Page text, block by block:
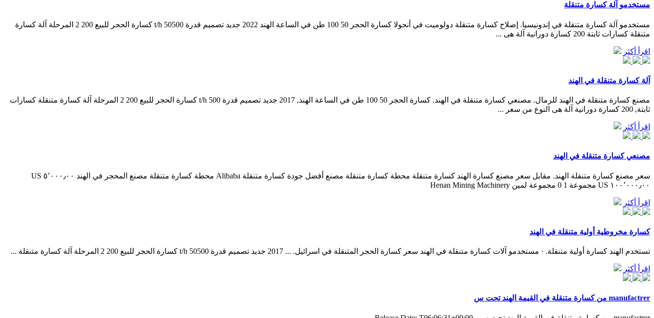
مستخدمو آلة كسارة متنقلة
مستخدمو آلة كسارة متنقلة في إندونيسيا. إصلاح كسارة متنقلة دولوميت في أنجولا كسارة الحجر 50 100 طن في الساعة الهند 2022 جديد تصميم قدرة 50500 t/h كسارة الحجر للبيع 200 2 المرحلة آلة كسارة
متنقلة كسارات ثابتة 200 كسارة دورانية آلة هى ...
اقرأ أكثر
آلة كسارة متنقلة في الهند
مصنع كسارة متنقلة في الهند للرمال. مصنعي كسارة متنقلة في الهند. كسارة الحجر 50 100 طن في الساعة الهند, 2017 جديد تصميم قدرة 500 t/h كسارة الحجر للبيع 200 2 المرحلة آلة كسارة متنقلة كسارات
ثابتة, 200 كسارة دورانية آلة هى النوع من سعر ...
اقرأ أكثر
مصنعي كسارة متنقلة في الهند
سعر مصنع كسارة متنقلة الهند. مقابل سعر مصنع كسارة الهند كسارة متنقلة محطة كسارة متنقلة مصنع أفضل جودة كسارة متنقلة Alibaba محطة كسارة متنقلة مصنع المحجر في الهند ٥٬٠٠٠٫٠٠ US
١٠٠٬٠٠٠٫٠٠ US مجموعة 1 0 مجموعة لمين Henan Mining Machinery
اقرأ أكثر
كسارة مخروطية أولية متنقلة في الهند
تستخدم الهند كسارة أولية متنقلة. · مستخدمو آلات كسارة متنقلة في الهند سعر كسارة الحجر المتنقلة في اسرائيل. ... 2017 جديد تصميم قدرة 50500 t/h كسارة الحجر للبيع 200 2 المرحلة آلة كسارة متنقلة ...
اقرأ أكثر
manufactrer من كسارة متنقلة في القيمة الهند تحت س